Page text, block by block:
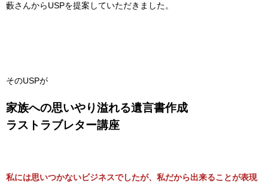
藪さんからUSPを提案していただきました。
そのUSPが
家族への思いやり溢れる遺言書作成
ラストラブレター講座
私には思いつかないビジネスでしたが、私だから出来ることが表現